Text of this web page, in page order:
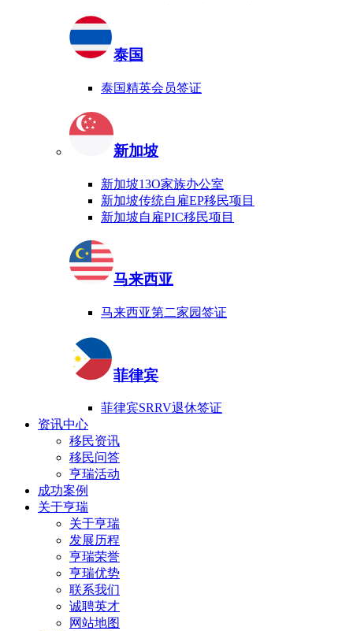
泰国
泰国精英会员签证
新加坡
新加坡13O家族办公室
新加坡传统自雇EP移民项目
新加坡自雇PIC移民项目
马来西亚
马来西亚第二家园签证
菲律宾
菲律宾SRRV退休签证
资讯中心
移民资讯
移民问答
亨瑞活动
成功案例
关于亨瑞
关于亨瑞
发展历程
亨瑞荣誉
亨瑞优势
联系我们
诚聘英才
网站地图